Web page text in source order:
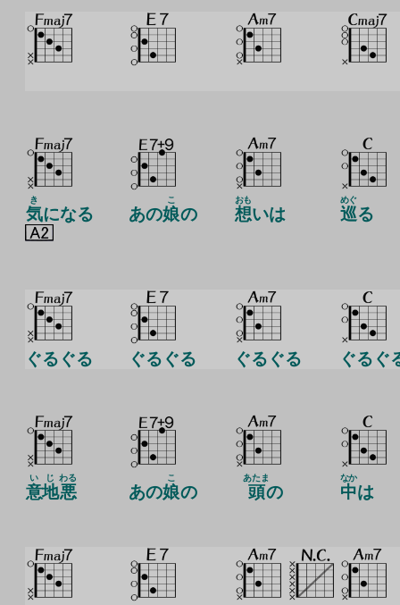
気
き
になる あの娘
こ
の 想
おも
いは 巡
めぐ
る
ぐるぐる ぐるぐる ぐるぐる ぐるぐ
意地
いじ
悪
わる
あの娘
こ
の 頭
あたま
の 中
なか
は